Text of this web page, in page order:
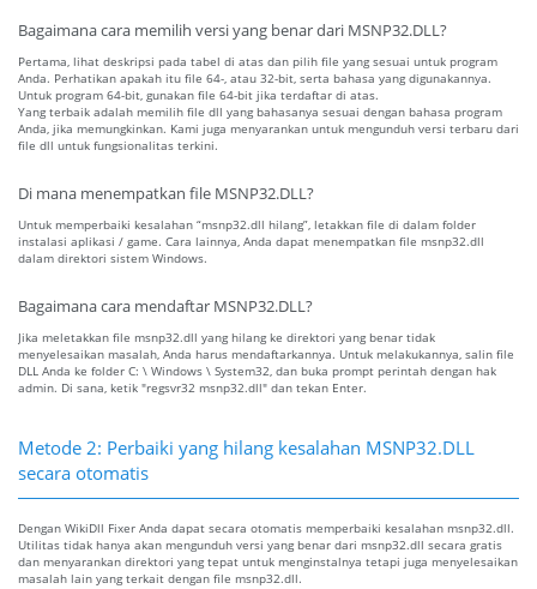
Bagaimana cara memilih versi yang benar dari MSNP32.DLL?
Pertama, lihat deskripsi pada tabel di atas dan pilih file yang sesuai untuk program
Anda. Perhatikan apakah itu file 64-, atau 32-bit, serta bahasa yang digunakannya.
Untuk program 64-bit, gunakan file 64-bit jika terdaftar di atas.
Yang terbaik adalah memilih file dll yang bahasanya sesuai dengan bahasa program
Anda, jika memungkinkan. Kami juga menyarankan untuk mengunduh versi terbaru dari
file dll untuk fungsionalitas terkini.
Di mana menempatkan file MSNP32.DLL?
Untuk memperbaiki kesalahan “msnp32.dll hilang”, letakkan file di dalam folder
instalasi aplikasi / game. Cara lainnya, Anda dapat menempatkan file msnp32.dll
dalam direktori sistem Windows.
Bagaimana cara mendaftar MSNP32.DLL?
Jika meletakkan file msnp32.dll yang hilang ke direktori yang benar tidak
menyelesaikan masalah, Anda harus mendaftarkannya. Untuk melakukannya, salin file
DLL Anda ke folder C: \ Windows \ System32, dan buka prompt perintah dengan hak
admin. Di sana, ketik "regsvr32 msnp32.dll" dan tekan Enter.
Metode 2: Perbaiki yang hilang kesalahan MSNP32.DLL
secara otomatis
Dengan WikiDll Fixer Anda dapat secara otomatis memperbaiki kesalahan msnp32.dll.
Utilitas tidak hanya akan mengunduh versi yang benar dari msnp32.dll secara gratis
dan menyarankan direktori yang tepat untuk menginstalnya tetapi juga menyelesaikan
masalah lain yang terkait dengan file msnp32.dll.